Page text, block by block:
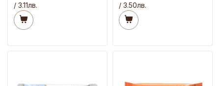
/ 3.11лв.
/ 3.50лв.